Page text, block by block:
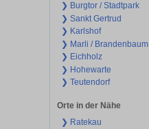
❯ Burgtor / Stadtpark
❯ Sankt Gertrud
❯ Karlshof
❯ Marli / Brandenbaum
❯ Eichholz
❯ Hohewarte
❯ Teutendorf
Orte in der Nähe
❯ Ratekau